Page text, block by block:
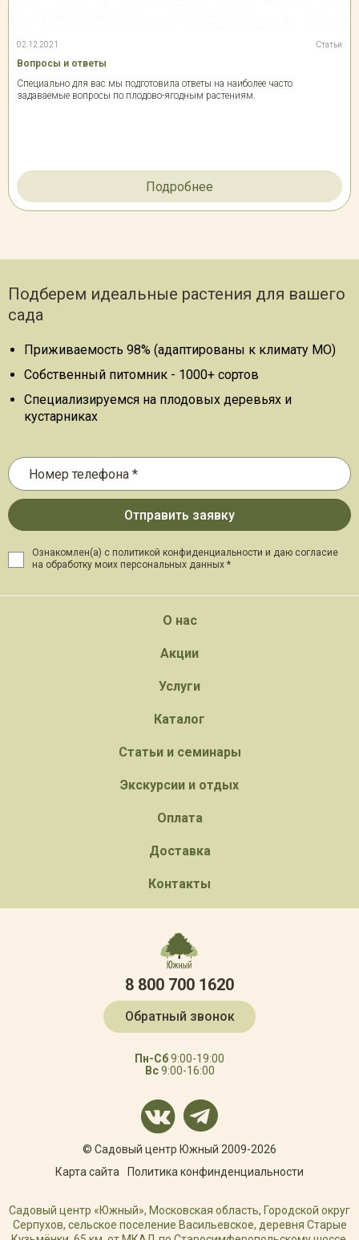
02.12.2021 Статьи
Вопросы и ответы
Специально для вас мы подготовила ответы на наиболее часто
задаваемые вопросы по плодово-ягодным растениям.
Подробнее
Подберем идеальные растения для вашего
сада
Приживаемость 98% (адаптированы к климату МО)
Собственный питомник - 1000+ сортов
Специализируемся на плодовых деревьях и
кустарниках
Ознакомлен(а) с политикой конфиденциальности и даю согласие
на обработку моих персональных данных *
О нас
Акции
Услуги
Каталог
Статьи и семинары
Экскурсии и отдых
Оплата
Доставка
Контакты
8 800 700 1620
Обратный звонок
Пн-Сб9:00-19:00
Вс9:00-16:00
© Садовый центр Южный 2009-2026
Карта сайта
Политика конфинденциальности
Садовый центр «Южный», Московская область, Городской округ
Серпухов, сельское поселение Васильевское, деревня Старые